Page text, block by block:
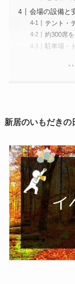
会場の設備と
テント・
約300席
駐車場・
新居のいもだきの